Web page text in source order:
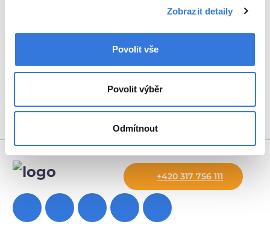
Zobrazit detaily
Povolit vše
Povolit výběr
Odmítnout
info@hospital-bn.cz
+420 317 756 111